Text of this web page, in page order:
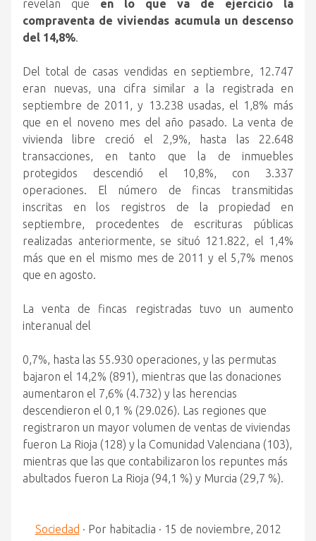
revelan que en lo que va de ejercicio la
compraventa de viviendas acumula un descenso
del 14,8%.
Del total de casas vendidas en septiembre, 12.747
eran nuevas, una cifra similar a la registrada en
septiembre de 2011, y 13.238 usadas, el 1,8% más
que en el noveno mes del año pasado. La venta de
vivienda libre creció el 2,9%, hasta las 22.648
transacciones, en tanto que la de inmuebles
protegidos descendió el 10,8%, con 3.337
operaciones. El número de fincas transmitidas
inscritas en los registros de la propiedad en
septiembre, procedentes de escrituras públicas
realizadas anteriormente, se situó 121.822, el 1,4%
más que en el mismo mes de 2011 y el 5,7% menos
que en agosto.
La venta de fincas registradas tuvo un aumento
interanual del
0,7%, hasta las 55.930 operaciones, y las permutas
bajaron el 14,2% (891), mientras que las donaciones
aumentaron el 7,6% (4.732) y las herencias
descendieron el 0,1 % (29.026). Las regiones que
registraron un mayor volumen de ventas de viviendas
fueron La Rioja (128) y la Comunidad Valenciana (103),
mientras que las que contabilizaron los repuntes más
abultados fueron La Rioja (94,1 %) y Murcia (29,7 %).
Sociedad · Por habitaclia · 15 de noviembre, 2012